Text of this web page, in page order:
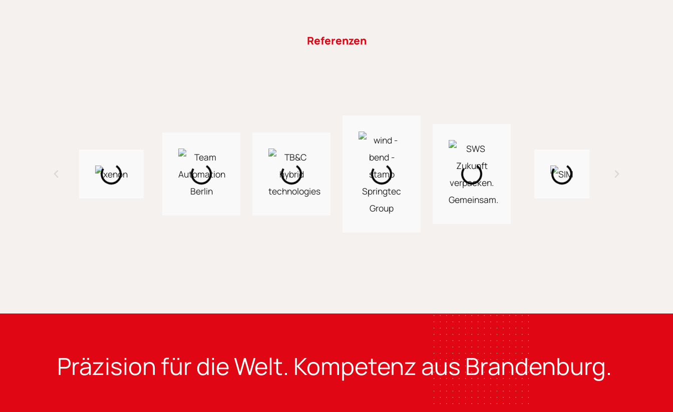
Referenzen
Präzision für die Welt. Kompetenz aus Brandenburg.